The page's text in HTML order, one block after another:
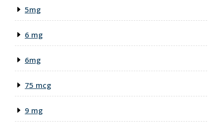
5mg
6 mg
6mg
75 mcg
9 mg